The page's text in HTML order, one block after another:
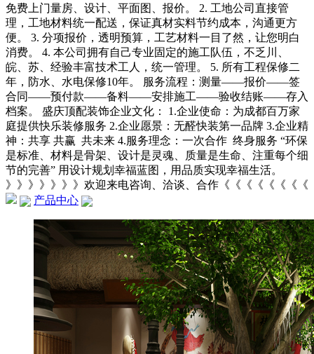
免费上门量房、设计、平面图、报价。 2. 工地公司直接管
理，工地材料统一配送，保证真材实料节约成本，沟通更方
便。 3. 分项报价，透明预算，工艺材料一目了然，让您明白
消费。 4. 本公司拥有自己专业固定的施工队伍，不乏川、
皖、苏、经验丰富技术工人，统一管理。 5. 所有工程保修二
年，防水、水电保修10年。 服务流程：测量——报价——签
合同——预付款——备料——安排施工——验收结账——存入
档案。 盛庆顶配装饰企业文化： 1.企业使命：为成都百万家
庭提供快乐装修服务 2.企业愿景：无醛快装第一品牌 3.企业精
神：共享 共赢 共未来 4.服务理念：一次合作 终身服务 “环保
是标准、材料是骨架、设计是灵魂、质量是生命、注重每个细
节的完善” 用设计规划幸福蓝图，用品质实现幸福生活。
》》》》》》》欢迎来电咨询、洽谈、合作《《《《《《《《
产品中心